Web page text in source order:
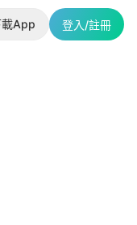
App 登入/註冊